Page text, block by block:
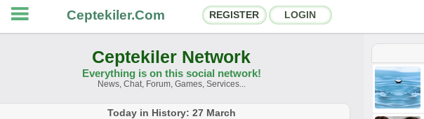
Ceptekiler.Com REGISTER LOGIN
Social Shares
Ceptekiler Network
Everything is on this social network!
News, Chat, Forum, Games, Services...
Today in History: 27 March